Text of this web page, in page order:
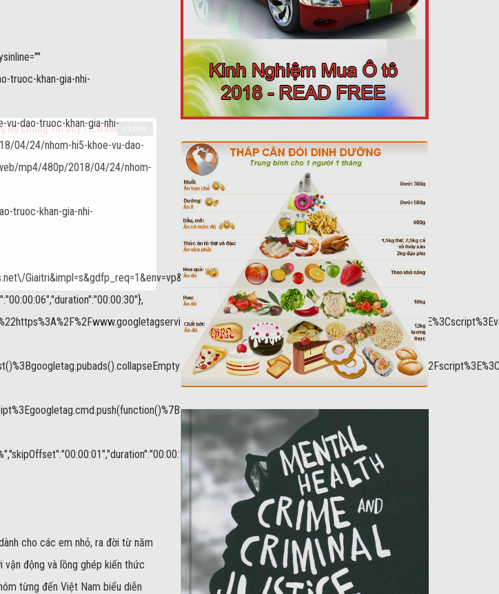
truoc-khan-gia-nhi-
dao-truoc-khan-gia-nhi-
04/24/nhom-hi5-khoe-vu-dao-
mp4/480p/2018/04/24/nhom-
truoc-khan-gia-nhi-
Giaitri&impl=s&gdfp_req=1&env=vp&output=vast&unviewed_position_start=1&url=
cho các em nhỏ, ra đời từ năm
động và lồng ghép kiến thức
từng đến Việt Nam biểu diễn
Hộ Chúng Tôi Duy Trì Website
Powered bynetcore.vn